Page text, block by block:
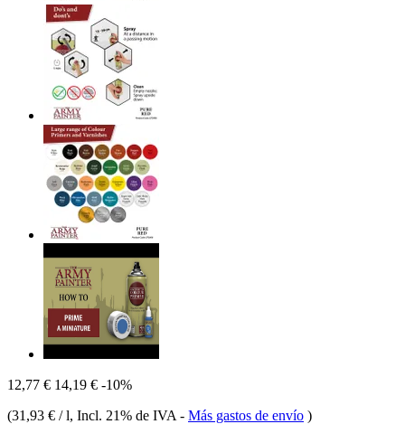
12,77 € 14,19 € -10%
(31,93 € / l, Incl. 21% de IVA - Más gastos de envío )